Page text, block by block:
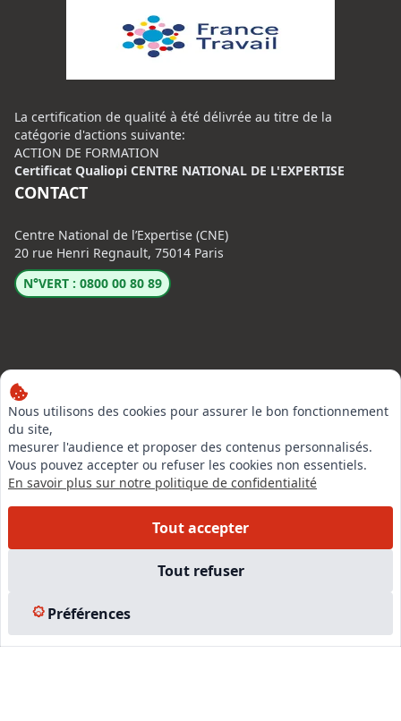
Nous utilisons des cookies pour assurer le bon fonctionnement
du site,
mesurer l'audience et proposer des contenus personnalisés.
Vous pouvez accepter ou refuser les cookies non essentiels.
En savoir plus sur notre politique de confidentialité
Tout accepter
Tout refuser
Préférences
La certification de qualité à été délivrée au titre de la
catégorie d'actions suivante:
ACTION DE FORMATION
Certificat Qualiopi CENTRE NATIONAL DE L'EXPERTISE
CONTACT
Centre National de l’Expertise (CNE)
20 rue Henri Regnault, 75014 Paris
N°VERT : 0800 00 80 89
LinkedIn
Instagram
Facebook
Nous rejoindre
Partenaires